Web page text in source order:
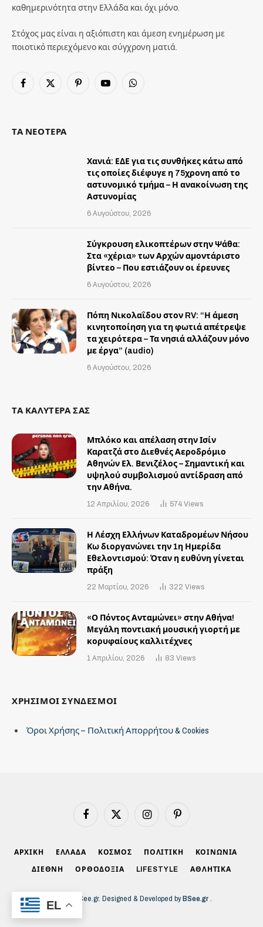
καθημερινότητα στην Ελλάδα και όχι μόνο.
Στόχος μας είναι η αξιόπιστη και άμεση ενημέρωση με
ποιοτικό περιεχόμενο και σύγχρονη ματιά.
Facebook
X
PinterestYouTubeWhatsApp
ΤΑ ΝΕΟΤΕΡΑ
Χανιά: ΕΔΕ για τις συνθήκες κάτω από
τις οποίες διέφυγε η 75χρονη από το
αστυνομικό τμήμα – Η ανακοίνωση της
Αστυνομίας
6 Αυγούστου, 2026
Σύγκρουση ελικοπτέρων στην Ψάθα:
Στα «χέρια» των Αρχών αμοντάριστο
βίντεο – Που εστιάζουν οι έρευνες
6 Αυγούστου, 2026
Πόπη Νικολαΐδου στον RV: “Η άμεση
κινητοποίηση για τη φωτιά απέτρεψε
τα χειρότερα – Τα νησιά αλλάζουν μόνο
με έργα” (audio)
6 Αυγούστου, 2026
ΤΑ ΚΑΛΥΤΕΡΑ ΣΑΣ
Μπλόκο και απέλαση στην Ισίν
Καρατζά στο Διεθνές Αεροδρόμιο
Αθηνών Ελ. Βενιζέλος – Σημαντική και
υψηλού συμβολισμού αντίδραση από
την Αθήνα.
12 Απριλίου, 2026 574 Views
Η Λέσχη Ελλήνων Καταδρομέων Νήσου
Κω διοργανώνει την 1η Ημερίδα
Εθελοντισμού: Όταν η ευθύνη γίνεται
πράξη
22 Μαρτίου, 2026 322 Views
«Ο Πόντος Ανταμώνει» στην Αθήνα!
Mεγάλη ποντιακή μουσική γιορτή με
κορυφαίους καλλιτέχνες
1 Απριλίου, 2026 83 Views
ΧΡΗΣΙΜΟΙ ΣΥΝΔΕΣΜΟΙ
Όροι Χρήσης – Πολιτική Απορρήτου & Cookies
Facebook X
Instagram Pinterest
ΑΡΧΙΚΗ ΕΛΛΑΔΑ ΚΟΣΜΟΣ ΠΟΛΙΤΙΚΗ ΚΟΙΝΩΝΙΑ
ΔΙΕΘΝΗ ΟΡΘΟΔΟΞΙΑ LIFESTYLE ΑΘΛΗΤΙΚΑ
© 2026 BSee.gr. Designed & Developed byBSee.gr.
EL